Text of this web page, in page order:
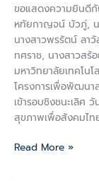
ขอแสดงความยินดี
หทัยกาญจน์ บัวภู่,
นางสาวพรรัตน์ ลา
ทศราช, นางสาวส
มหาวิทยาลัยเทคโน
โครงการเพื่อพัฒนา
เข้ารอบชิงชนะเลิศ
สุขภาพเพื่อสังคมไ
2565
Read More »